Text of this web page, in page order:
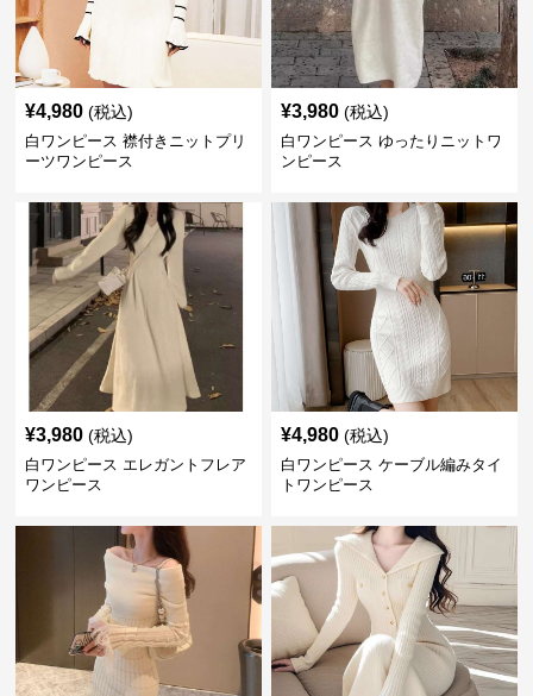
¥4,980 (税込)
白ワンピース 襟付きニットプリ
ーツワンピース
¥3,980 (税込)
白ワンピース ゆったりニットワ
ンピース
¥3,980 (税込)
白ワンピース エレガントフレア
ワンピース
¥4,980 (税込)
白ワンピース ケーブル編みタイ
トワンピース